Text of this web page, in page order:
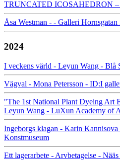
TRUNCATED ICOSAHEDRON –
Åsa Westman - - Galleri Hornsgatan
2024
I veckens värld - Leyun Wang - Blå
Vägval - Mona Petersson - ID:I
"The 1st National Plant Dyeing Art
Leyun Wang - LuXun Academy of
Ingeborgs klagan - Karin Kannisova
Konstmuseum
Ett lagerarbete - Arvbetagelse -